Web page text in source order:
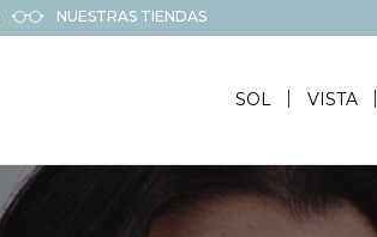
NUESTRAS TIENDAS
SOL VISTA